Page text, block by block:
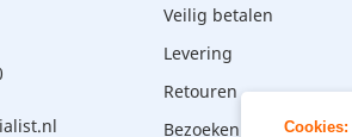
Veilig betalen
Levering
Retouren
Bezoeken - afhalenCookies: